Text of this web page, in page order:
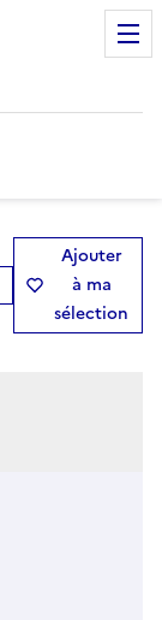
Ajouter
à ma
sélection